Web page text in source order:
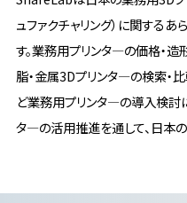
ュファクチャリング）に関する
す。業務用プリンタ―の価格・
脂・金属3Dプリンタ―の検索・
ど業務用プリンタ―の導入検討
タ―の活用推進を通して、日本